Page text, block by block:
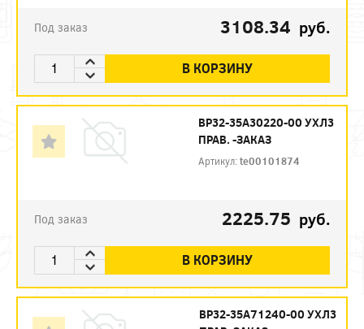
Под заказ 3108.34 руб.
В КОРЗИНУ
ВР32-35А30220-00 УХЛ3
ПРАВ. -ЗАКАЗ
Артикул:te00101874
Под заказ 2225.75 руб.
В КОРЗИНУ
ВР32-35А71240-00 УХЛ3